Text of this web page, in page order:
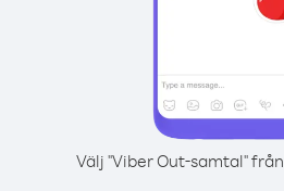
Välj "Viber Out-samtal"